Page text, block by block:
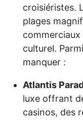
croisiéristes.
plages
culturel.
manquer :
Atlantis
luxe offrant
casinos, des